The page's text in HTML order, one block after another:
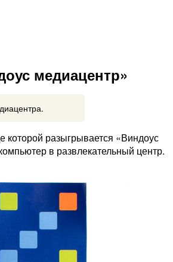
медиацентр»
разыгрывается «Виндоус
в развлекательный центр.